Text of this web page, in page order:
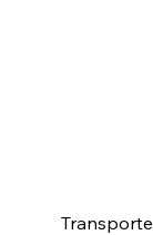
Transporte